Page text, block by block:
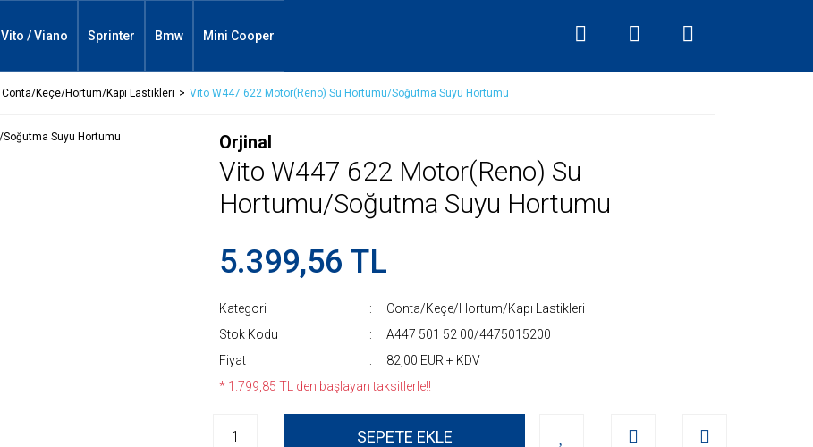
Vito / Viano Sprinter Bmw Mini Cooper
Conta/Keçe/Hortum/Kapı Lastikleri Vito W447 622 Motor(Reno) Su Hortumu/Soğutma Suyu Hortumu
Orjinal
Vito W447 622 Motor(Reno) Su
Hortumu/Soğutma Suyu Hortumu
5.399,56 TL
Kategori
Conta/Keçe/Hortum/Kapı Lastikleri
Stok Kodu
A447 501 52 00/4475015200
Fiyat
82,00 EUR + KDV
* 1.799,85 TL den başlayan taksitlerle!!
SEPETE EKLE